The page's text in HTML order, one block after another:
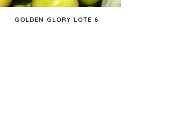
GOLDEN GLORY LOTE 6